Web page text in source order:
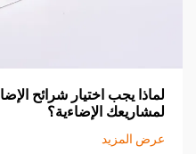
لمشاريعك الإضاءية؟
عرض المزيد